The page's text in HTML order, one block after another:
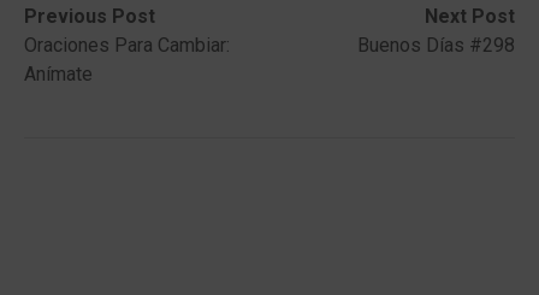
Post
navigation
Previous Post
Previous
post:Oraciones Para Cambiar:
Anímate
Next Post
Next
post:
Buenos Días #298